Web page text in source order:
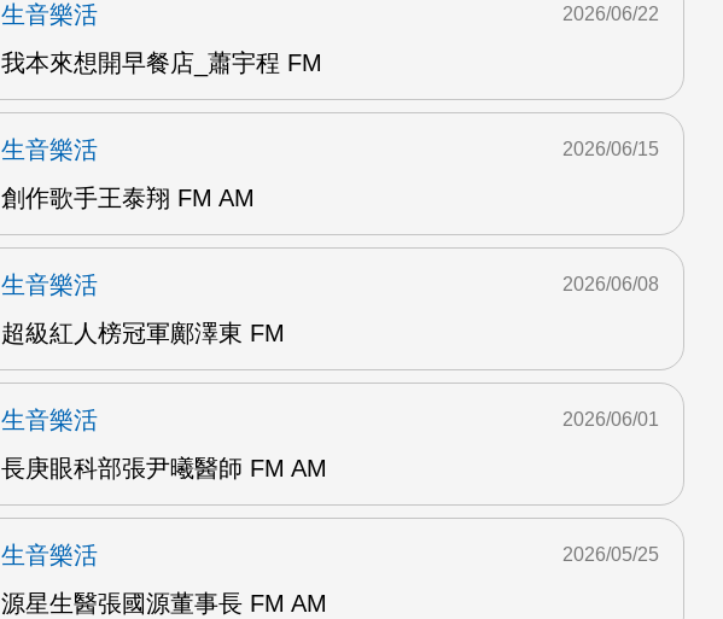
生音樂活
我本來想開早餐店_蕭宇程 FM
2026/06/22
生音樂活
創作歌手王泰翔 FM AM
2026/06/15
生音樂活
超級紅人榜冠軍鄺澤東 FM
2026/06/08
生音樂活
長庚眼科部張尹曦醫師 FM AM
2026/06/01
生音樂活
源星生醫張國源董事長 FM AM
2026/05/25